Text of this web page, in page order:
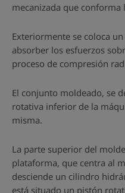
mecanizada que
Exteriormente se coloca
absorber los esfuerzos
proceso de compresión
El conjunto moldeado, se
rotativa inferior de la
misma.
La parte superior del
plataforma, que centra al
desciende un cilindro
está situado un pistón